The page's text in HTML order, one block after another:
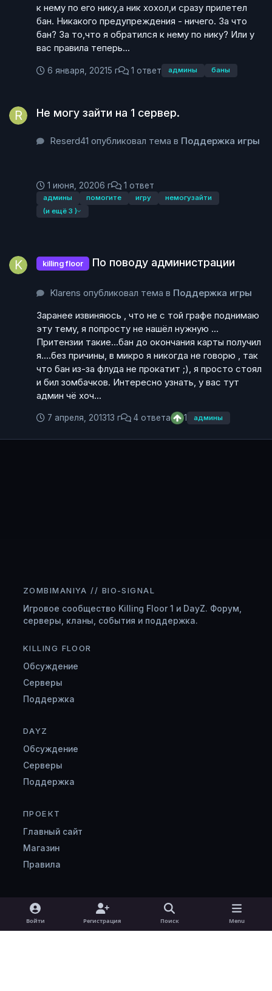
к нему по его нику,а ник хохол,и сразу прилетел
бан. Никакого предупреждения - ничего. За что
бан? За то,что я обратился к нему по нику? Или у
вас правила теперь...
6 января, 20215 г 1 ответ админы баны
Не могу зайти на 1 сервер.
Reserd41 опубликовал тема в Поддержка игры
1 июня, 20206 г 1 ответ
админы помогите игру
немогузайти
(и ещё 3 )
killing floor По поводу администрации
Klarens опубликовал тема в Поддержка игры
Заранее извиняюсь , что не с той графе поднимаю
эту тему, я попросту не нашёл нужную ...
Притензии такие...бан до окончания карты получил
я....без причины, в микро я никогда не говорю , так
что бан из-за флуда не прокатит ;), я просто стоял
и бил зомбачков. Интересно узнать, у вас тут
админ чё хоч...
7 апреля, 201313 г 4 ответа 1 админы
ZOMBIMANIYA // BIO-SIGNAL
Игровое сообщество Killing Floor 1 и DayZ. Форум,
серверы, кланы, события и поддержка.
KILLING FLOOR
Обсуждение
Серверы
Поддержка
DAYZ
Обсуждение
Серверы
Поддержка
ПРОЕКТ
Главный сайт
Магазин
Правила
Light ModeDark ModeSystem Preference
v
k
Войти Регистрация Поиск Menu